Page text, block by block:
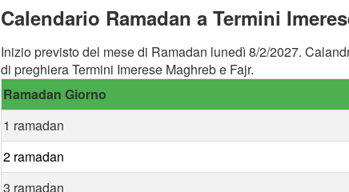
Calendario Ramadan a Termini
Inizio previsto del mese di Ramadan lunedì 8/2/2027.
di preghiera Termini Imerese Maghreb e Fajr.
Ramadan Giorno
1 ramadan
2 ramadan
3 ramadan